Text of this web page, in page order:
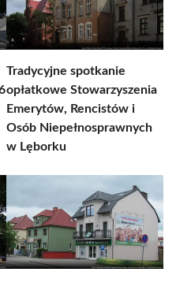
Tradycyjne spotkanie
opłatkowe Stowarzyszenia
Emerytów, Rencistów i
Osób Niepełnosprawnych
w Lęborku